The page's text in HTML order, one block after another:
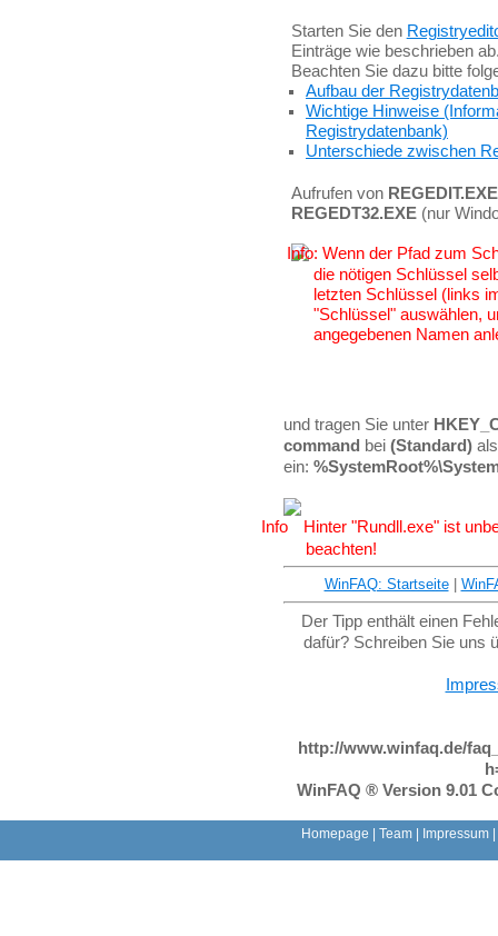
Starten Sie den
Einträge wie beschrieben
Beachten Sie dazu bitte
Aufbau der
Wichtige Hinweise
Registrydatenbank)
Unterschiede zwischen
Aufrufen von REGEDIT.EXE
REGEDT32.EXE(nur
Wenn der Pfad zum
die nötigen Schlüssel
letzten Schlüssel (links
"Schlüssel" auswählen,
angegebenen Namen
und tragen Sie unter
command bei (Standard)
ein:
Hinter "Rundll.exe" ist
beachten!
WinFAQ: Startseite|
Der Tipp enthält einen
dafür? Schreiben Sie uns
http://www.winfaq.de/
WinFAQ ® Version 9.01
Homepage | Team| Impressum|